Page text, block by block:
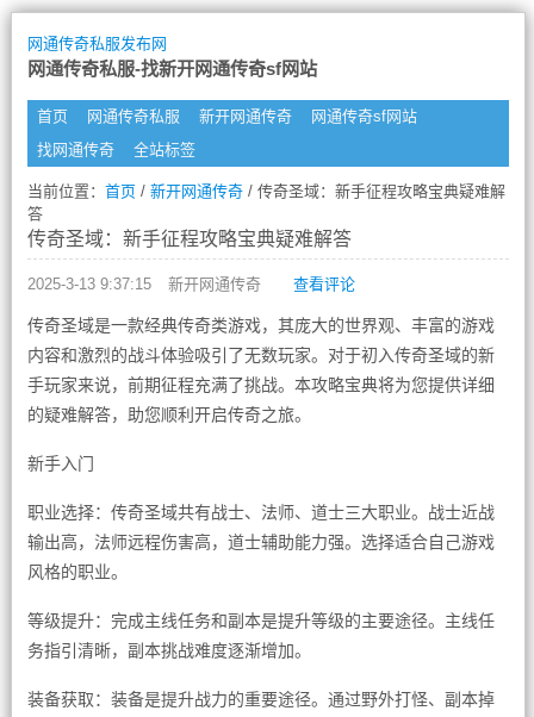
网通传奇私服发布网
网通传奇私服-找新开网通传奇sf网站
首页 网通传奇私服 新开网通传奇
网通传奇sf网站
找网通传奇
全站标签
当前位置： 首页/ 新开网通传奇/ 传奇圣域：新手征程攻略宝典疑难解
答
传奇圣域：新手征程攻略宝典疑难解答
2025-3-13 9:37:15 新开网通传奇 查看评论
传奇圣域是一款经典传奇类游戏，其庞大的世界观、丰富的游戏
内容和激烈的战斗体验吸引了无数玩家。对于初入传奇圣域的新
手玩家来说，前期征程充满了挑战。本攻略宝典将为您提供详细
的疑难解答，助您顺利开启传奇之旅。
新手入门
职业选择：传奇圣域共有战士、法师、道士三大职业。战士近战
输出高，法师远程伤害高，道士辅助能力强。选择适合自己游戏
风格的职业。
等级提升：完成主线任务和副本是提升等级的主要途径。主线任
务指引清晰，副本挑战难度逐渐增加。
装备获取：装备是提升战力的重要途径。通过野外打怪、副本掉